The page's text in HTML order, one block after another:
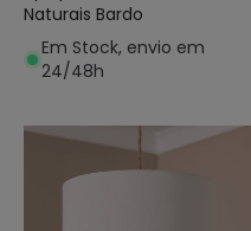
Naturais Bardo
Em Stock, envio em
24/48h